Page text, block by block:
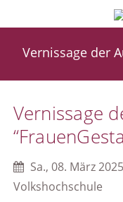
Vernissage der
Vernissage
Sa., 08. März 2025
Volkshochschule